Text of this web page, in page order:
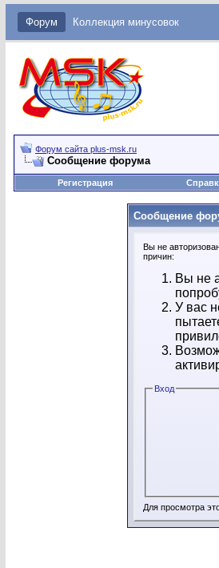
Форум Коллекция минусовок
Форум сайта plus-msk.ru
Сообщение форума
Регистрация
Сообщение
Вы не
причин:
Вы не
У вас
Вход
Для просмотра